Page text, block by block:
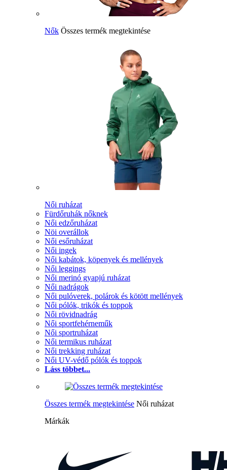
Nők Összes termék megtekintése
Női ruházat
Fürdőruhák nőknek
Női edzőruházat
Nöi overállok
Női esőruházat
Női ingek
Női kabátok, köpenyek és mellények
Női leggings
Női merinó gyapjú ruházat
Női nadrágok
Női pulóverek, polárok és kötött mellények
Női pólók, trikók és toppok
Női rövidnadrág
Női sportfehérneműk
Női sportruházat
Női termikus ruházat
Női trekking ruházat
Női UV-védő pólók és toppok
Láss többet...
Összes termék megtekintése Női ruházat
Márkák